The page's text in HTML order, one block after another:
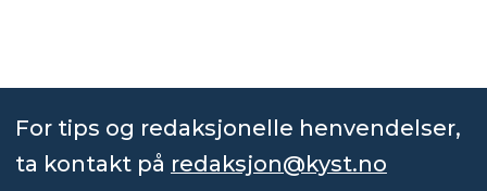
For tips og redaksjonelle henvendelser,
ta kontakt på redaksjon@kyst.no